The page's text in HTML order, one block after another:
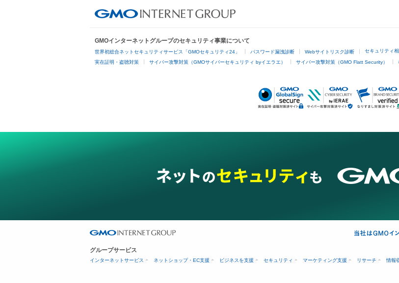
GMOインターネットグループのセキュリティ事業について
世界初総合ネットセキュリティサービス「GMOセキュリティ24」 パスワード漏洩診断 Webサイトリスク診断 セキュリティ
実在証明・盗聴対策 サイバー攻撃対策（GMOサイバーセキュリティ byイエラエ） サイバー攻撃対策（GMO Flatt Security）
グループサービス
インターネットサービス ネットショップ・EC支援 ビジネスを支援 セキュリティ マーケティング支援 リサーチ 情報